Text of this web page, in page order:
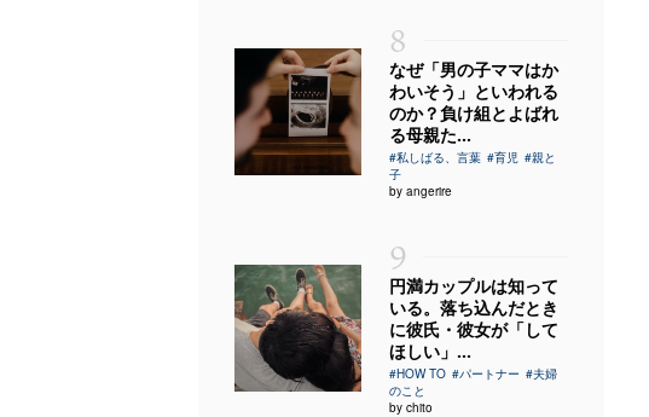
8
なぜ「男の子ママはか
わいそう」といわれる
のか？負け組とよばれ
る母親た...
#私しばる、言葉 #育児 #親と
子
by angerire
9
円満カップルは知って
いる。落ち込んだとき
に彼氏・彼女が「して
ほしい」...
#HOW TO #パートナー #夫婦
のこと
by chito